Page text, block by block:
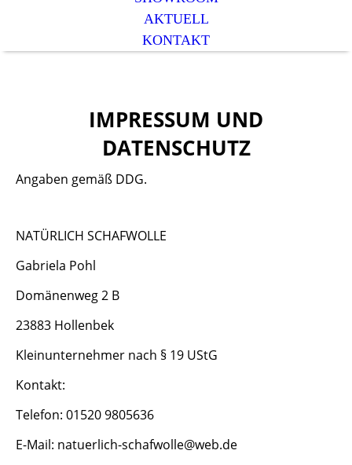
AKTUELL
KONTAKT
IMPRESSUM UND
DATENSCHUTZ
Angaben gemäß DDG.
NATÜRLICH SCHAFWOLLE
Gabriela Pohl
Domänenweg 2 B
23883 Hollenbek
Kleinunternehmer nach § 19 UStG
Kontakt:
Telefon: 01520 9805636
E-Mail: natuerlich-schafwolle@web.de